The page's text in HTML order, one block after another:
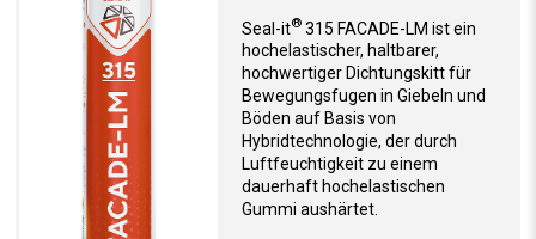
Seal-it®315 FACADE-LM ist ein
hochelastischer, haltbarer,
hochwertiger Dichtungskitt für
Bewegungsfugen in Giebeln und
Böden auf Basis von
Hybridtechnologie, der durch
Luftfeuchtigkeit zu einem
dauerhaft hochelastischen
Gummi aushärtet.